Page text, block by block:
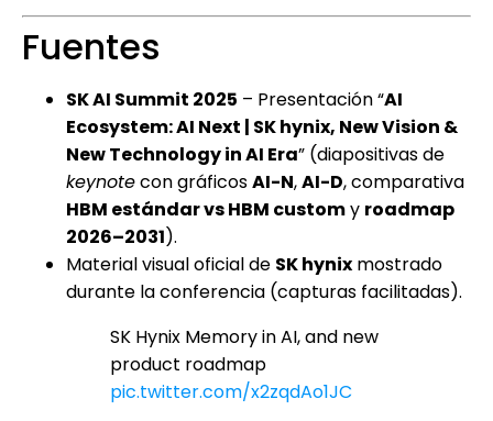
Fuentes
SK AI Summit 2025 – Presentación “AI
Ecosystem: AI Next | SK hynix, New Vision &
New Technology in AI Era” (diapositivas de
keynotecon gráficosAI-N,AI-D, comparativa
HBM estándar vs HBM customy roadmap
2026–2031).
Material visual oficial de SK hynix mostrado
durante la conferencia (capturas facilitadas).
SK Hynix Memory in AI, and new
product roadmap
pic.twitter.com/x2zqdAo1JC